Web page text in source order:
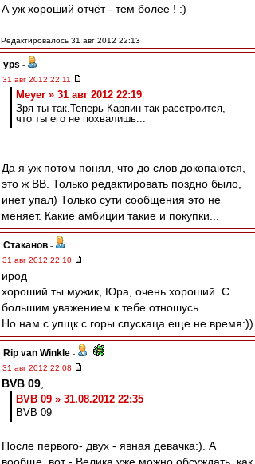
А уж хороший отчёт - тем более ! :)
Редактировалось 31 авг 2012 22:13
yps -
31 авг 2012 22:11
Meyer » 31 авг 2012 22:19
Зря ты так.Теперь Карпин так расстроится,
что ты его не похвалишь...
Да я уж потом понял, что до слов докопаются,
это ж ВВ. Только редактировать поздно было,
инет упал) Только сути сообщения это не
меняет. Какие амбиции такие и покупки...
Cтаканов -
31 авг 2012 22:10
ирод
хороший ты мужик, Юра, очень хороший. С
большим уважением к тебе отношусь.
Но нам с упщк с горы спускаца еще не время:))
Rip van Winkle -
31 авг 2012 22:08
BVB 09
BVB 09 » 31.08.2012 22:35
BVB 09
После первого- двух - явная девачка:). А